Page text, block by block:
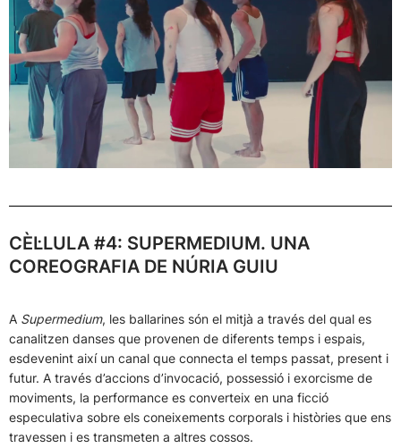
CÈL·LULA #4: SUPERMEDIUM. UNA
COREOGRAFIA DE NÚRIA GUIU
A Supermedium, les ballarines són el mitjà a través del qual es
canalitzen danses que provenen de diferents temps i espais,
esdevenint així un canal que connecta el temps passat, present i
futur. A través d’accions d’invocació, possessió i exorcisme de
moviments, la performance es converteix en una ficció
especulativa sobre els coneixements corporals i històries que ens
travessen i es transmeten a altres cossos.